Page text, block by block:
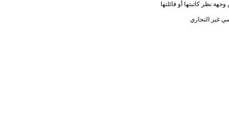
نظر كاتبتها أو قائلتها
غير التجاري